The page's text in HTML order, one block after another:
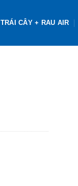
TRÁI CÂY + RAU AIR